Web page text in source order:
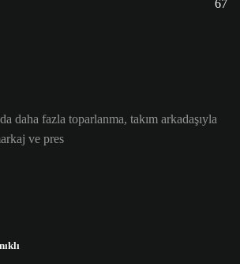
67
daha fazla toparlanma, takım arkadaşıyla
ve pres